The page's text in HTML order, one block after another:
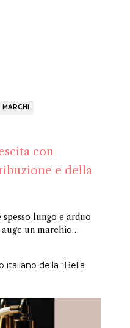
MARCHI
con
e della
lungo e arduo
un marchio
che risalgono al
in Italia tra le due
1833 è alla guida
italiano della "Bella